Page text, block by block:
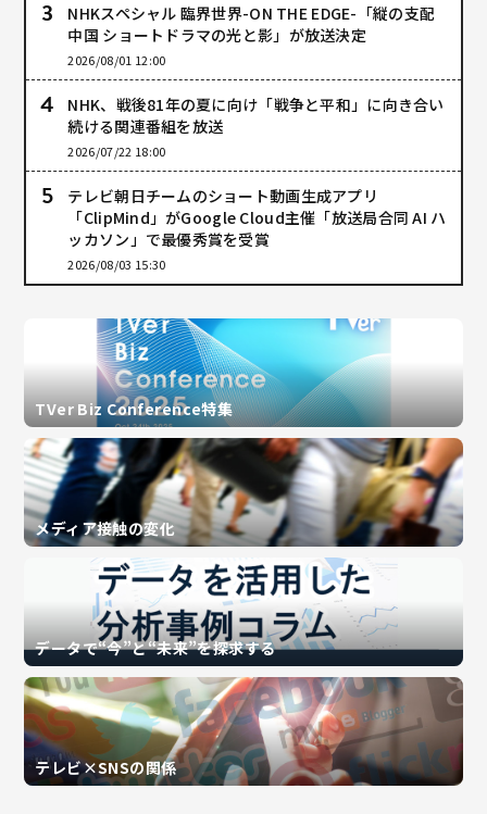
NHKスペシャル 臨界世界-ON THE EDGE-「縦の支配
中国 ショートドラマの光と影」が放送決定
2026/08/01 12:00
NHK、戦後81年の夏に向け「戦争と平和」に向き合い
続ける関連番組を放送
2026/07/22 18:00
テレビ朝日チームのショート動画生成アプリ
「ClipMind」がGoogle Cloud主催「放送局合同 AI ハ
ッカソン」で最優秀賞を受賞
2026/08/03 15:30
TVer Biz Conference特集
メディア接触の変化
データで“今”と“未来”を探求する
テレビ×SNSの関係